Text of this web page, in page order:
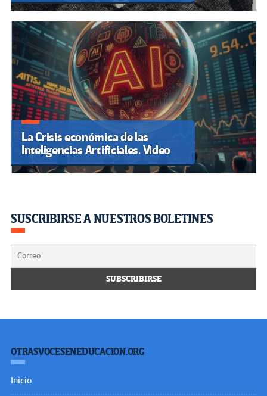
La Crisis económica de las
Inteligencias Artificiales. Video
SUSCRIBIRSE A NUESTROS BOLETINES
OTRASVOCESENEDUCACION.ORG
Inicio